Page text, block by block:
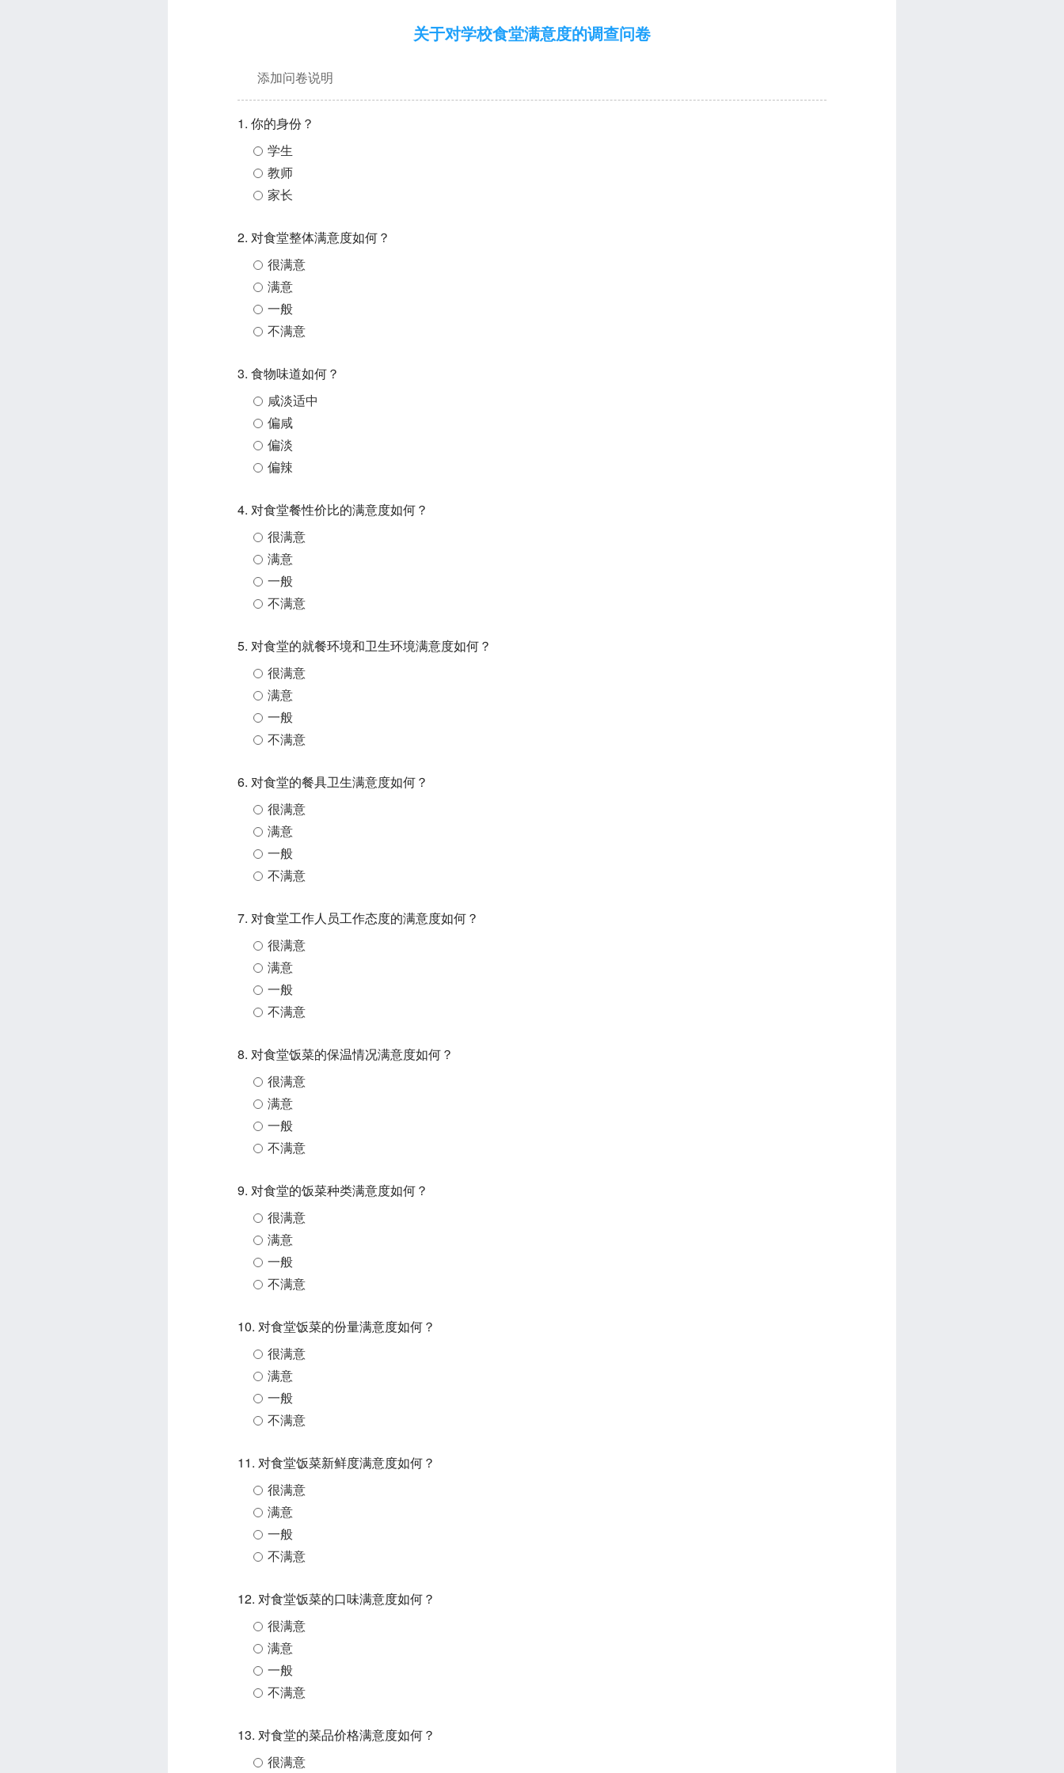
关于对学校食堂满意度的调查问卷
添加问卷说明
1. 你的身份？
学生
教师
家长
2. 对食堂整体满意度如何？
很满意
满意
一般
不满意
3. 食物味道如何？
咸淡适中
偏咸
偏淡
偏辣
4. 对食堂餐性价比的满意度如何？
很满意
满意
一般
不满意
5. 对食堂的就餐环境和卫生环境满意度如何？
很满意
满意
一般
不满意
6. 对食堂的餐具卫生满意度如何？
很满意
满意
一般
不满意
7. 对食堂工作人员工作态度的满意度如何？
很满意
满意
一般
不满意
8. 对食堂饭菜的保温情况满意度如何？
很满意
满意
一般
不满意
9. 对食堂的饭菜种类满意度如何？
很满意
满意
一般
不满意
10. 对食堂饭菜的份量满意度如何？
很满意
满意
一般
不满意
11. 对食堂饭菜新鲜度满意度如何？
很满意
满意
一般
不满意
12. 对食堂饭菜的口味满意度如何？
很满意
满意
一般
不满意
13. 对食堂的菜品价格满意度如何？
很满意